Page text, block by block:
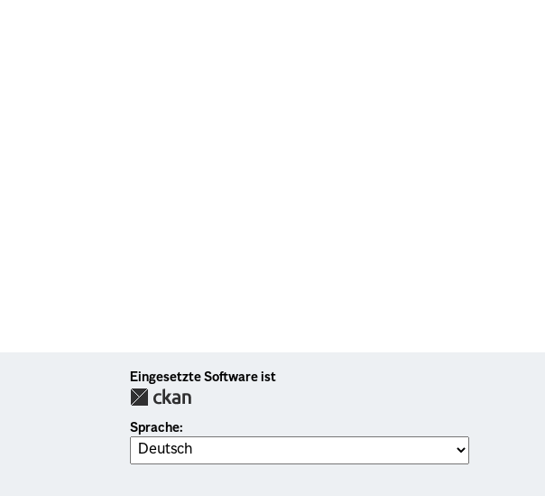
Eingesetzte Software ist
Sprache